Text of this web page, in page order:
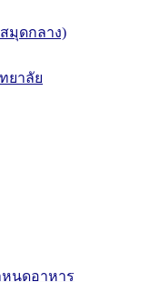
มุดกลาง)
ยาลัย
นดอาหาร